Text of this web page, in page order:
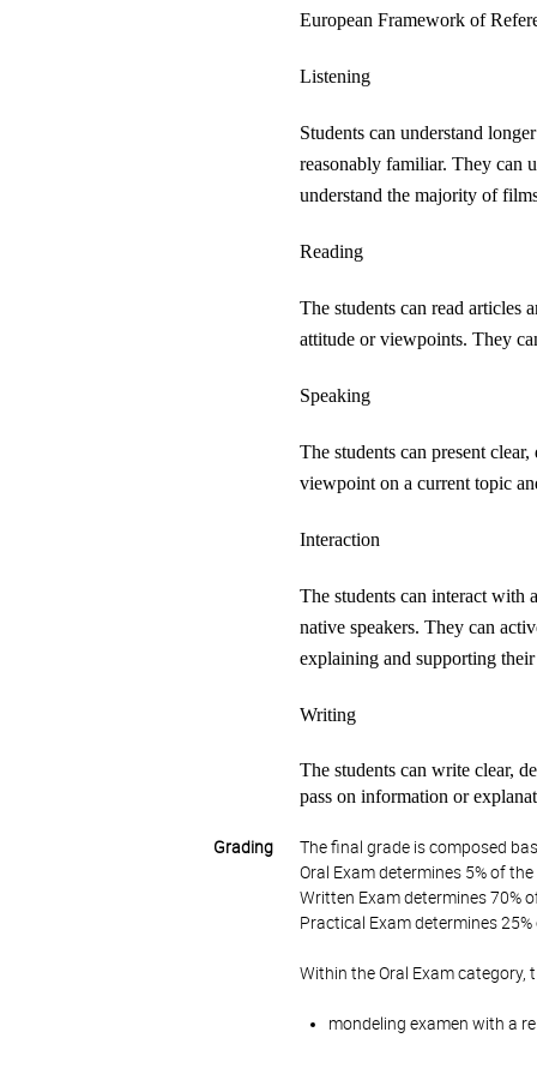
European Framework of
Listening
Students can understand
reasonably familiar. They can
understand the majority of
Reading
The students can read articles
attitude or viewpoints. They
Speaking
The students can present
viewpoint on a current topic
Interaction
The students can interact with
native speakers. They can
explaining and supporting
Writing
The students can write clear,
pass on information or
Grading
The final grade is composed
Oral Exam determines 5% of
Written Exam determines 70%
Practical Exam determines
Within the Oral Exam category,
mondeling examen with a